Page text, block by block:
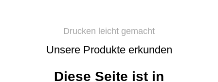
Drucken leicht gemacht
Unsere Produkte erkunden
Diese Seite ist in